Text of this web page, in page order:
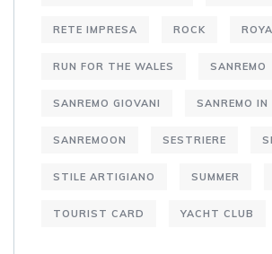
RETE IMPRESA ROCK
RUN FOR THE WALES SANREMO
SANREMO GIOVANI SANREMO IN
SANREMOON SESTRIERE
STILE ARTIGIANO SUMMER
TOURIST CARD YACHT CLUB